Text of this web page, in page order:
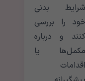
شرایط بدنی
خود را بررسی
کنند و درباره
مکمل‌ها یا
اقدامات